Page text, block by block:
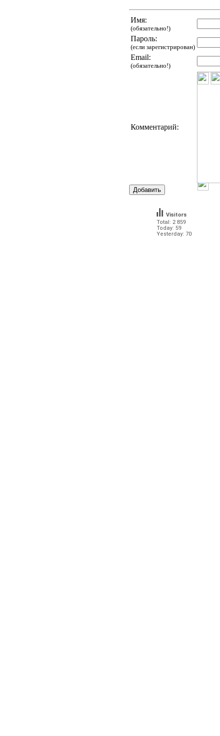
Имя:
(обязательно!)
Пароль:
(если зарегистрирован)
Email:
(обязательно!)
Комментарий:
Total: 2 859
Today: 59
Yesterday: 70
Visitors